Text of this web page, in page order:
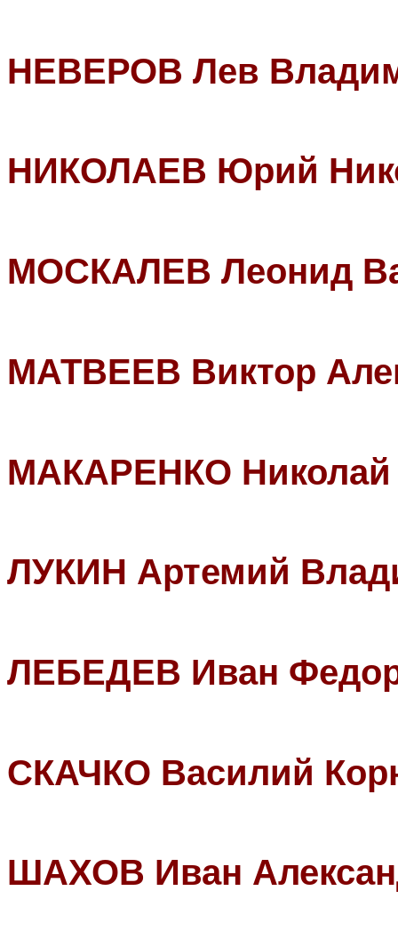
НЕВЕРОВ Лев
НИКОЛАЕВ Юрий
МОСКАЛЕВ Леонид
МАТВЕЕВ Виктор
МАКАРЕНКО
ЛУКИН Артемий
ЛЕБЕДЕВ Иван
СКАЧКО Василий
ШАХОВ Иван